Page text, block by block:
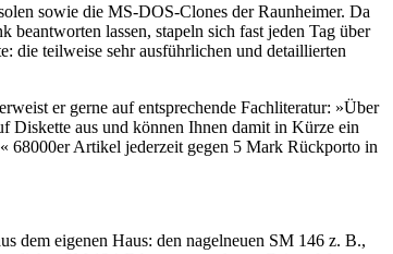
sowie die MS-DOS-Clones der Raunheimer. Da
lassen, stapeln sich fast jeden Tag über
die teilweise sehr ausführlichen und detaillierten
er gerne auf entsprechende Fachliteratur: »Über
Diskette aus und können Ihnen damit in Kürze ein
68000er Artikel jederzeit gegen 5 Mark Rückporto in
dem eigenen Haus: den nagelneuen SM 146 z. B.,